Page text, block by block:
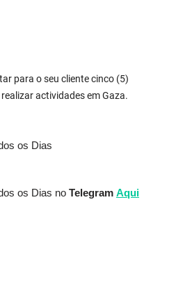
para o seu cliente cinco (5)
actividades em Gaza.
os Dias
os Dias no Telegram Aqui